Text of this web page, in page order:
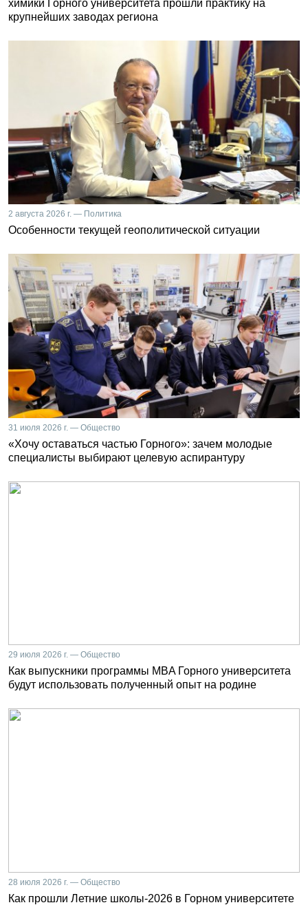
химики Горного университета прошли практику на
крупнейших заводах региона
2 августа 2026 г. — Политика
Особенности текущей геополитической ситуации
31 июля 2026 г. — Общество
«Хочу оставаться частью Горного»: зачем молодые
специалисты выбирают целевую аспирантуру
29 июля 2026 г. — Общество
Как выпускники программы MBA Горного университета
будут использовать полученный опыт на родине
28 июля 2026 г. — Общество
Как прошли Летние школы-2026 в Горном университете